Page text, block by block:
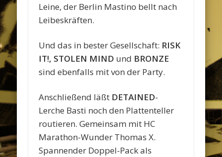
Leine, der Berlin Mastino bellt nach
Leibeskräften.
Und das in bester Gesellschaft: RISK
IT!, STOLEN MIND und BRONZE
sind ebenfalls mit von der Party.
Anschließend läßt DETAINED-
Lerche Basti noch den Plattenteller
routieren. Gemeinsam mit HC
Marathon-Wunder Thomas X.
Spannender Doppel-Pack als